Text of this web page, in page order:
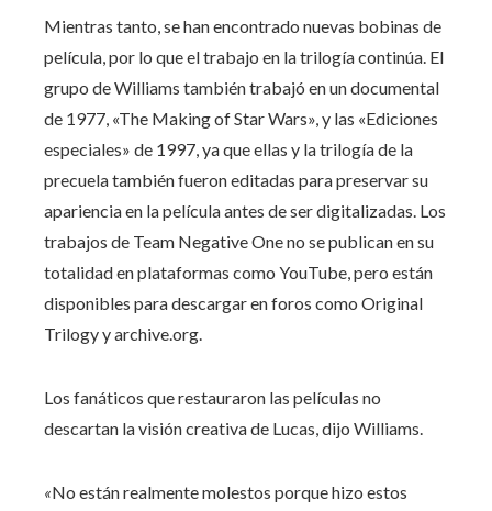
Mientras tanto, se han encontrado nuevas bobinas de
película, por lo que el trabajo en la trilogía continúa. El
grupo de Williams también trabajó en un documental
de 1977, «The Making of Star Wars», y las «Ediciones
especiales» de 1997, ya que ellas y la trilogía de la
precuela también fueron editadas para preservar su
apariencia en la película antes de ser digitalizadas. Los
trabajos de Team Negative One no se publican en su
totalidad en plataformas como YouTube, pero están
disponibles para descargar en foros como Original
Trilogy y archive.org.
Los fanáticos que restauraron las películas no
descartan la visión creativa de Lucas, dijo Williams.
«No están realmente molestos porque hizo estos